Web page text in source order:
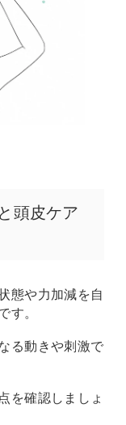
頭皮ケア
態や力加減を自
す。
る動きや刺激で
を確認しましょ